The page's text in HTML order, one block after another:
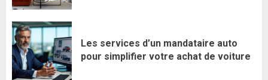
Les services d’un mandataire auto
pour simplifier votre achat de voiture